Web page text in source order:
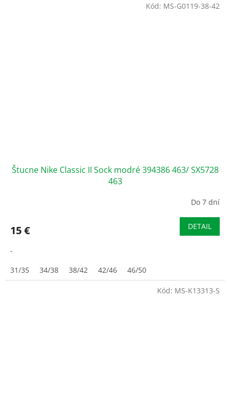
Štucne Nike Classic II Sock modré 394386 463/ SX5728
463
Do 7 dní
15 € DETAIL
-
31/35
34/38 38/42 42/46 46/50
Kód: MS-G0119-38-42
Kód: MS-K13313-S